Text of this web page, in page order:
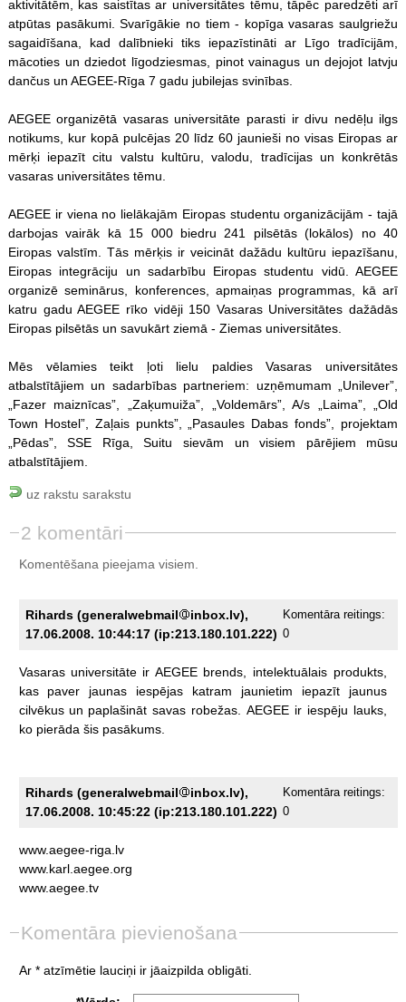
aktivitātēm, kas saistītas ar universitātes tēmu, tāpēc paredzēti arī
atpūtas pasākumi. Svarīgākie no tiem - kopīga vasaras saulgriežu
sagaidīšana, kad dalībnieki tiks iepazīstināti ar Līgo tradīcijām,
mācoties un dziedot līgodziesmas, pinot vainagus un dejojot latvju
dančus un AEGEE-Rīga 7 gadu jubilejas svinības.
AEGEE organizētā vasaras universitāte parasti ir divu nedēļu ilgs
notikums, kur kopā pulcējas 20 līdz 60 jaunieši no visas Eiropas ar
mērķi iepazīt citu valstu kultūru, valodu, tradīcijas un konkrētās
vasaras universitātes tēmu.
AEGEE ir viena no lielākajām Eiropas studentu organizācijām - tajā
darbojas vairāk kā 15 000 biedru 241 pilsētās (lokālos) no 40
Eiropas valstīm. Tās mērķis ir veicināt dažādu kultūru iepazīšanu,
Eiropas integrāciju un sadarbību Eiropas studentu vidū. AEGEE
organizē seminārus, konferences, apmaiņas programmas, kā arī
katru gadu AEGEE rīko vidēji 150 Vasaras Universitātes dažādās
Eiropas pilsētās un savukārt ziemā - Ziemas universitātes.
Mēs vēlamies teikt ļoti lielu paldies Vasaras universitātes
atbalstītājiem un sadarbības partneriem: uzņēmumam „Unilever”,
„Fazer maiznīcas”, „Zaķumuiža”, „Voldemārs”, A/s „Laima”, „Old
Town Hostel”, Zaļais punkts”, „Pasaules Dabas fonds”, projektam
„Pēdas”, SSE Rīga, Suitu sievām un visiem pārējiem mūsu
atbalstītājiem.
uz rakstu sarakstu
2 komentāri
Komentēšana pieejama visiem.
Rihards (generalwebmail
inbox.lv),
17.06.2008. 10:44:17 (ip:213.180.101.222)
Komentāra reitings:
0
Vasaras universitāte ir AEGEE brends, intelektuālais produkts,
kas
paver jaunas iespējas katram jaunietim iepazīt
jaunus
cilvēkus un paplašināt savas robežas. AEGEE ir iespēju lauks,
ko pierāda šis pasākums.
Rihards (generalwebmail
inbox.lv),
17.06.2008. 10:45:22 (ip:213.180.101.222)
Komentāra reitings:
0
www.aegee-riga.lv
www.karl.aegee.org
www.aegee.tv
Komentāra pievienošana
Ar * atzīmētie lauciņi ir jāaizpilda obligāti.